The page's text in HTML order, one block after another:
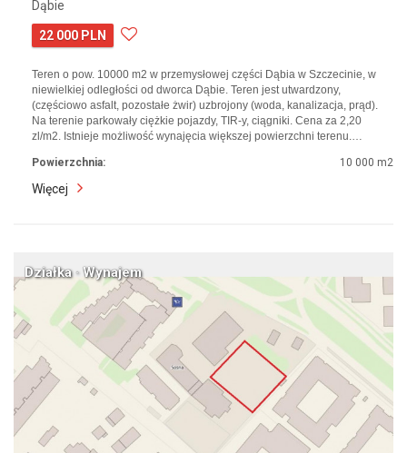
Dąbie
22 000 PLN
Teren o pow. 10000 m2 w przemysłowej części Dąbia w Szczecinie, w
niewielkiej odległości od dworca Dąbie. Teren jest utwardzony,
(częściowo asfalt, pozostałe żwir) uzbrojony (woda, kanalizacja, prąd).
Na terenie parkowały ciężkie pojazdy, TIR-y, ciągniki. Cena za 2,20
zl/m2. Istnieje możliwość wynajęcia większej powierzchni terenu.…
Powierzchnia: 10 000 m2
Więcej
Działka · Wynajem